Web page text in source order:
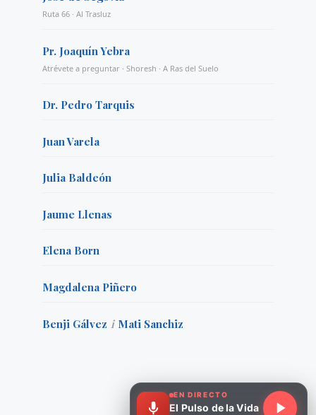
EN DIRECTO
El Pulso de la Vida
Ruta 66 · Al Trasluz
Pr. Joaquín Yebra
Atrévete a preguntar · Shoresh · A Ras del Suelo
Dr. Pedro Tarquis
Juan Varela
Julia Baldeón
Jaume Llenas
Elena Born
Magdalena Piñero
Benji Gálvez i Mati Sanchiz